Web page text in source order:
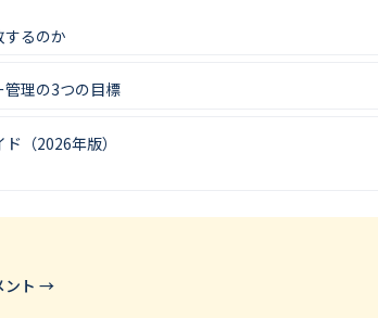
るのか
理の3つの目標
（2026年版）
ント →